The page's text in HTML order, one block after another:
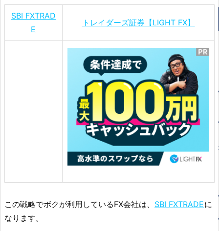
SBI FXTRAD
E
トレイダーズ証券【LIGHT FX】
この戦略でボクが利用しているFX会社は、 SBI FXTRADEに
なります。